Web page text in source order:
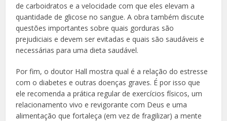
de carboidratos e a velocidade com que eles elevam a
quantidade de glicose no sangue. A obra também discute
questões importantes sobre quais gorduras são
prejudiciais e devem ser evitadas e quais são saudáveis e
necessárias para uma dieta saudável.
Por fim, o doutor Hall mostra qual é a relação do estresse
com o diabetes e outras doenças graves. É por isso que
ele recomenda a prática regular de exercícios físicos, um
relacionamento vivo e revigorante com Deus e uma
alimentação que fortaleça (em vez de fragilizar) a mente